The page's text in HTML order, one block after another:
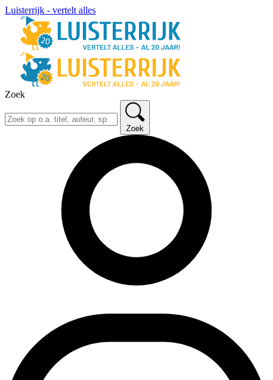
Luisterrijk - vertelt alles
Zoek
Zoek